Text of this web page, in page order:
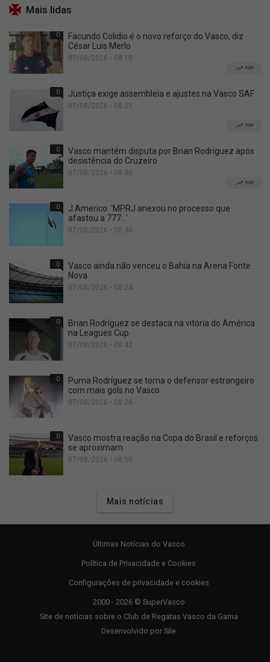
Mais lidas
0
Facundo Colidio é o novo reforço do Vasco, diz
César Luis Merlo
07/08/2026 • 08:15
TOP
0 Justiça exige assembleia e ajustes na Vasco SAF
07/08/2026 • 08:21
TOP
0
Vasco mantém disputa por Brian Rodríguez após
desistência do Cruzeiro
07/08/2026 • 08:36
TOP
0
J.Americo: 'MPRJ anexou no processo que
afastou a 777...'
07/08/2026 • 08:40
0
Vasco ainda não venceu o Bahia na Arena Fonte
Nova
07/08/2026 • 08:24
0
Brian Rodríguez se destaca na vitória do América
na Leagues Cup
07/08/2026 • 08:42
0
Puma Rodríguez se torna o defensor estrangeiro
com mais gols no Vasco
07/08/2026 • 08:26
0
Vasco mostra reação na Copa do Brasil e reforços
se aproximam
07/08/2026 • 08:50
Mais notícias
Últimas Notícias do Vasco
Política de Privacidade e Cookies
Configurações de privacidade e cookies
2000 - 2026 © SuperVasco
Site de notícias sobre o Club de Regatas Vasco da Gama
Desenvolvido por Sile